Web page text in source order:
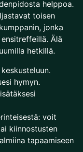
helppoa.
toisen
jonka
Älä
hetkillä.
hymyn.
voit
kiinnostusten
tapaamiseen